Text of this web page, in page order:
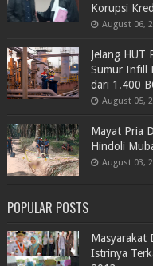
Korupsi
August 06,
Jelang HUT
Sumur Infill
dari 1.400
August 05,
Mayat Pria
Hindoli
August 03,
POPULAR POSTS
Masyarakat
Istrinya